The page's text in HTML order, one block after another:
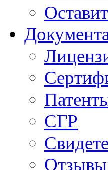
СГР
Отзывы